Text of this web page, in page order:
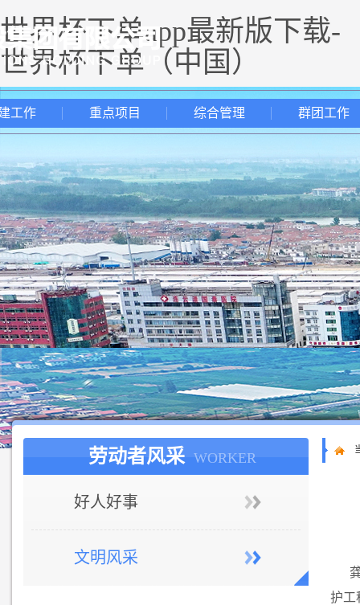
世界杯下单app最新版下载-
世界杯下单（中国）
工作 重点项目 综合管理 群团工作
劳动者风采 WORKER
好人好事
文明风采
护工